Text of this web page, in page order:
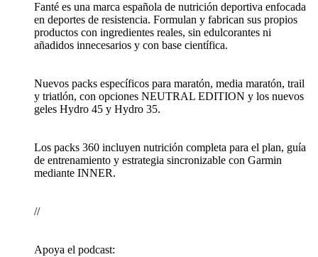
Fanté es una marca española de nutrición deportiva enfocada
en deportes de resistencia. Formulan y fabrican sus propios
productos con ingredientes reales, sin edulcorantes ni
añadidos innecesarios y con base científica.
Nuevos packs específicos para maratón, media maratón, trail
y triatlón, con opciones NEUTRAL EDITION y los nuevos
geles Hydro 45 y Hydro 35.
Los packs 360 incluyen nutrición completa para el plan, guía
de entrenamiento y estrategia sincronizable con Garmin
mediante INNER.
//
Apoya el podcast: